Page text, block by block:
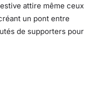
attire même ceux
un pont entre
de supporters pour